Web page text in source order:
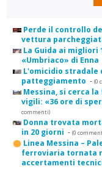
Perde il controllo
vettura
La Guida ai migliori
«Umbriaco» di Enna
L'omicidio stradale
patteggiamento - (0
Messina, si cerca
vigili: «36 ore di
commenti)
Donna trovata
in 20 giorni - (0
Linea Messina –
ferroviaria tornata
accertamenti